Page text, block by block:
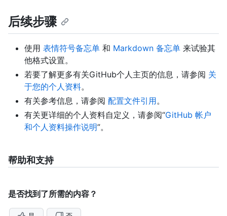
后续步骤
使用 表情符号备忘单 和 Markdown 备忘单 来试验其
他格式设置。
若要了解更多有关GitHub个人主页的信息，请参阅 关
于您的个人资料。
有关参考信息，请参阅 配置文件引用。
有关更详细的个人资料自定义，请参阅“GitHub 帐户
和个人资料操作说明”。
帮助和支持
是否找到了所需的内容？